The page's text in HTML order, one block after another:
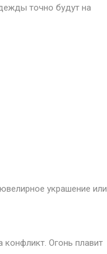
точно будут на
украшение или
Огонь плавит